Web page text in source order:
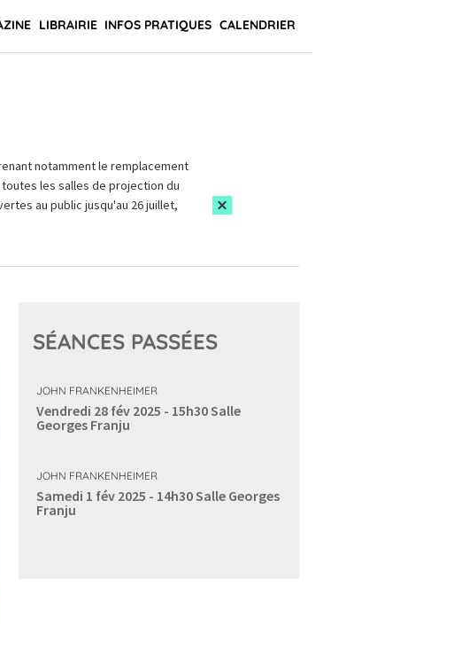
LIBRAIRIE INFOS PRATIQUES CALENDRIER
notamment le remplacement
les salles de projection du
au public jusqu'au 26 juillet,
SÉANCES PASSÉES
JOHN FRANKENHEIMER
Vendredi 28 fév 2025 - 15h30Salle
Georges Franju
JOHN FRANKENHEIMER
Samedi 1 fév 2025 - 14h30Salle Georges
Franju